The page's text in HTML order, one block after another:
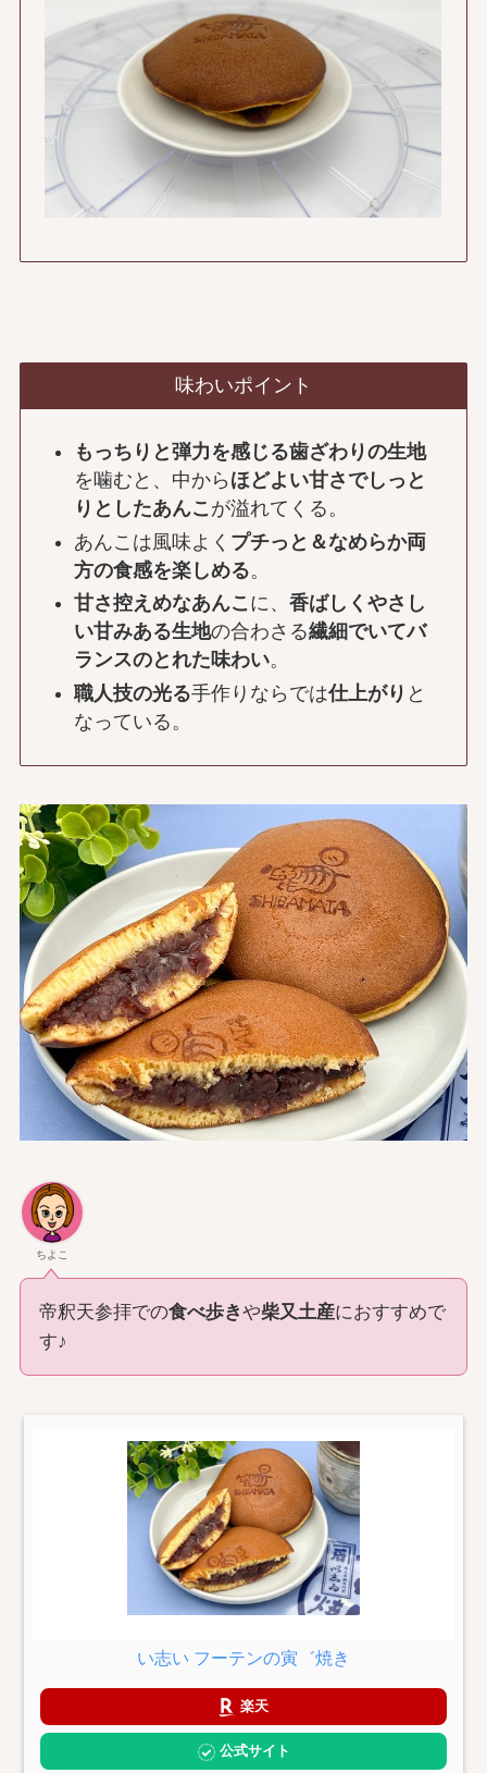
味わいポイント
もっちりと弾力を感じる歯ざわりの生地
を噛むと、中から ほどよい甘さでしっと
りとしたあんこが溢れてくる。
あんこは風味よく プチっと＆なめらか両
方の食感を楽しめる。
甘さ控えめなあんこに、香ばしくやさし
い甘みある生地の合わさる繊細でいてバ
ランスのとれた味わい。
職人技の光る手作りならでは仕上がり と
なっている。
ちよこ
帝釈天参拝での食べ歩きや柴又土産におすすめで
す♪
い志い フーテンの寅゛焼き
楽天
公式サイト